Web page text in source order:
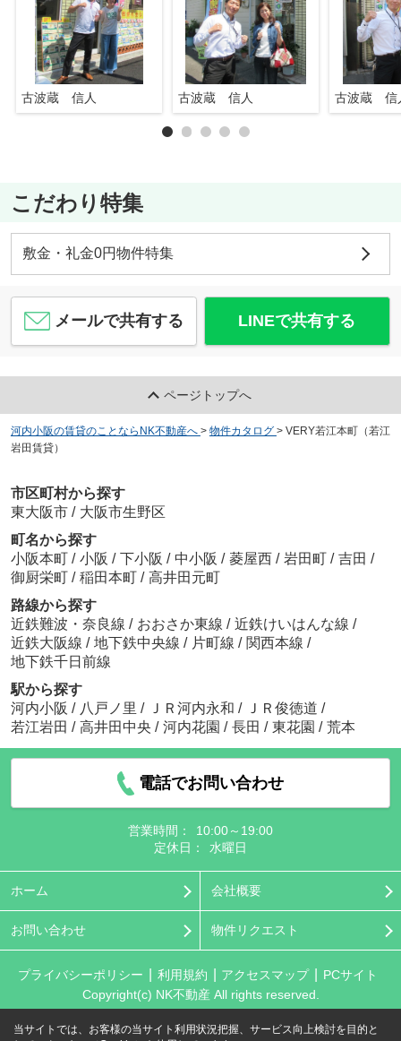
古波蔵 信人 古波蔵 信人 古波蔵 信
こだわり特集
敷金・礼金0円物件特集
メールで共有する LINEで共有する
ページトップへ
河内小阪の賃貸のことならNK不動産へ > 物件カタログ > VERY若江本町（若江
岩田賃貸）
市区町村から探す
東大阪市 / 大阪市生野区
町名から探す
小阪本町 / 小阪 / 下小阪 / 中小阪 / 菱屋西 / 岩田町 / 吉田 /
御厨栄町 / 稲田本町 / 高井田元町
路線から探す
近鉄難波・奈良線 / おおさか東線 / 近鉄けいはんな線 /
近鉄大阪線 / 地下鉄中央線 / 片町線 / 関西本線 /
地下鉄千日前線
駅から探す
河内小阪 / 八戸ノ里 / ＪＲ河内永和 / ＪＲ俊徳道 /
若江岩田 / 高井田中央 / 河内花園 / 長田 / 東花園 / 荒本
電話でお問い合わせ
営業時間：
10:00～19:00
定休日：
水曜日
ホーム 会社概要
お問い合わせ 物件リクエスト
プライバシーポリシー 利用規約 アクセスマップ
PCサイト
Copyright(c) NK不動産 All rights reserved.
当サイトでは、お客様の当サイト利用状況把握、サービス向上検討を目的と